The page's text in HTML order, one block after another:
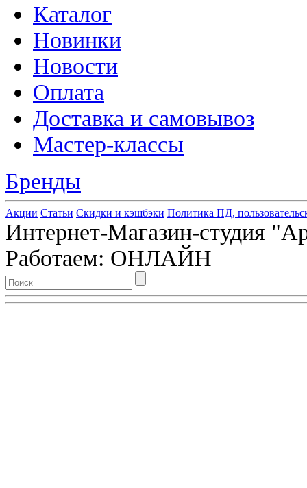
Каталог
Новинки
Новости
Оплата
Доставка и самовывоз
Мастер-классы
Бренды
Акции Статьи Скидки и кэшбэки Политика ПД,
Интернет-Магазин-студия
Работаем: ОНЛАЙН